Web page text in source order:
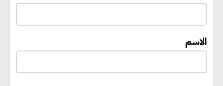
الاسم
يعمل على تطوير موقعه الإلكتروني
ليصبح منصة رقمية متكاملة تدعم
إيفل تستثمر ما يصل إلى 130